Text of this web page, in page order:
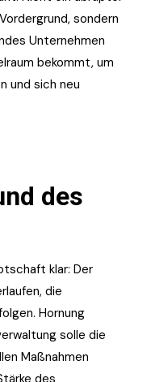
sondern
Unternehmen
bekommt, um
und sich neu
des
klar: Der
die
Hornung
solle die
Maßnahmen